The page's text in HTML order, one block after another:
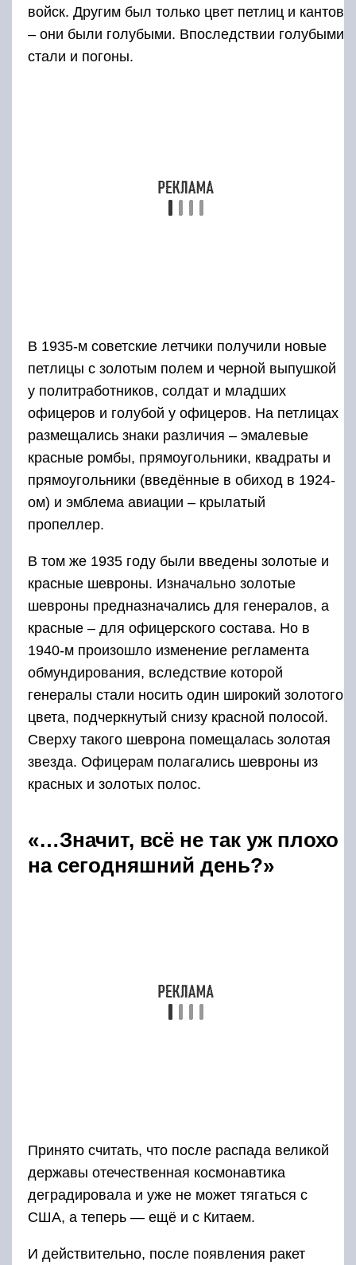
ом) и эмблема авиации – крылатый
пропеллер.
В том же 1935 году были введены золотые и
генералы стали носить один широкий золотого
цвета, подчеркнутый снизу красной полосой.
«…Значит, всё не так уж плохо
на сегодняшний день?»
Принято считать, что после распада великой
державы отечественная космонавтика
деградировала и уже не может тягаться с
США, а теперь — ещё и с Китаем.
И действительно, после появления ракет
Илона Маска монополия госкорпорации
ракет стал американский «Falcon 9». К тому же
в год Россия совершает столько же стартов,